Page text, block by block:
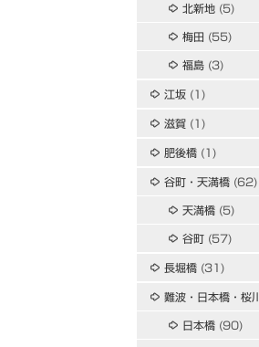
北新地 (5)
梅田 (55)
福島 (3)
江坂 (1)
滋賀 (1)
肥後橋 (1)
谷町・天満橋 (62)
天満橋 (5)
谷町 (57)
長堀橋 (31)
難波・日本橋・桜川
日本橋 (90)